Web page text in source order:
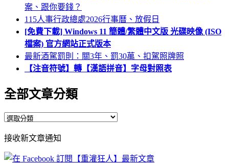
案、跟你要錢？
115人事行政總處2026行事曆、放假日
[免費下載] Windows 11 簡體/繁體中文版 光碟映像 (ISO
檔案) 官方網站正式版本
最新酒駕罰則：關3年、罰30萬、扣駕照牌照
【注音符號】轉【漢語拼音】字母對照表
全部文章分類
全
文
章
接收新文章通知